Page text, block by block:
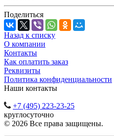
Поделиться
Назад к списку
О компании
Контакты
Как оплатить заказ
Реквизиты
Политика конфиденциальности
Наши контакты
+7 (495) 223-23-25
круглосуточно
© 2026 Все права защищены.